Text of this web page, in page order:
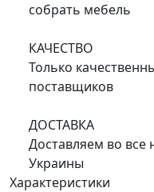
собрать мебель
КАЧЕСТВО
Только
поставщиков
ДОСТАВКА
Доставляем во все
Украины
Характеристики